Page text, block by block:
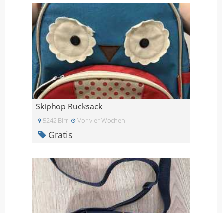
Skiphop Rucksack
5242 Birr Vor vier Wochen
Gratis